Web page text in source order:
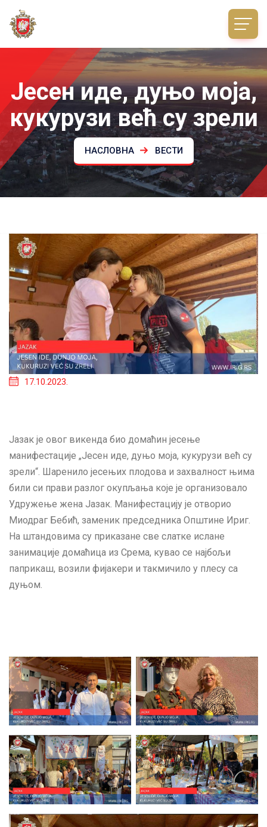
Јесен иде, дуњо моја,
кукурузи већ су зрели
НАСЛОВНА ВЕСТИ
17.10.2023.
Јазак је овог викенда био домаћин јесење
манифестације „Јесен иде, дуњо моја, кукурузи већ су
зрели“. Шаренило јесењих плодова и захвалност њима
били си прави разлог окупљања које је организовало
Удружење жена Јазак. Манифестацију је отворио
Миодраг Бебић, заменик председника Општине Ириг.
На штандовима су приказане све слатке ислане
занимације домаћица из Срема, кувао се најбољи
паприкаш, возили фијакери и такмичило у плесу са
дуњом.